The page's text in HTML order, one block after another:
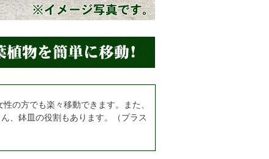
の方でも楽々移動できます。また、
、鉢皿の役割もあります。（プラス